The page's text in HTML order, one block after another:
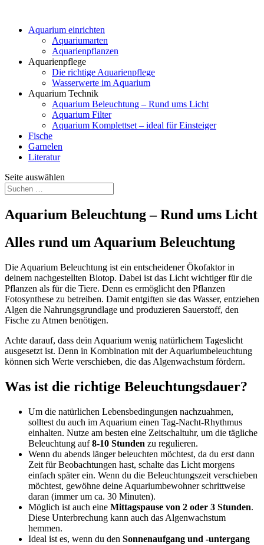
Aquarium einrichten
Aquariumarten
Aquarienpflanzen
Aquarienpflege
Die richtige Aquarienpflege
Wasserwerte im Aquarium
Aquarium Technik
Aquarium Beleuchtung – Rund ums Licht
Aquarium Filter
Aquarium Komplettset – ideal für Einsteiger
Fische
Garnelen
Literatur
Seite auswählen
Aquarium Beleuchtung – Rund ums Licht
Alles rund um Aquarium Beleuchtung
Die Aquarium Beleuchtung ist ein entscheidener Ökofaktor in
deinem nachgestellten Biotop. Dabei ist das Licht wichtiger für die
Pflanzen als für die Tiere. Denn es ermöglicht den Pflanzen
Fotosynthese zu betreiben. Damit entgiften sie das Wasser, entziehen
Algen die Nahrungsgrundlage und produzieren Sauerstoff, den
Fische zu Atmen benötigen.
Achte darauf, dass dein Aquarium wenig natürlichem Tageslicht
ausgesetzt ist. Denn in Kombination mit der Aquariumbeleuchtung
können sich Werte verschieben, die das Algenwachstum fördern.
Was ist die richtige Beleuchtungsdauer?
Um die natürlichen Lebensbedingungen nachzuahmen,
solltest du auch im Aquarium einen Tag-Nacht-Rhythmus
einhalten. Nutze am besten eine Zeitschaltuhr, um die tägliche
Beleuchtung auf8-10 Stunden zu regulieren.
Wenn du abends länger beleuchten möchtest, da du erst dann
Zeit für Beobachtungen hast, schalte das Licht morgens
einfach später ein. Wenn du die Beleuchtungszeit verschieben
möchtest, gewöhne deine Aquariumbewohner schrittweise
daran (immer um ca. 30 Minuten).
Möglich ist auch eine Mittagspause von 2 oder 3 Stunden.
Diese Unterbrechung kann auch das Algenwachstum
hemmen.
Ideal ist es, wenn du den Sonnenaufgang und -untergang